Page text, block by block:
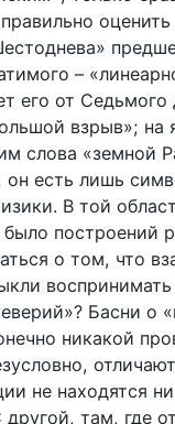
–
его от
взрыв»; на
слова «земной
есть лишь
В той
построений
о том, что
Басни о
никакой
не находятся
там, где